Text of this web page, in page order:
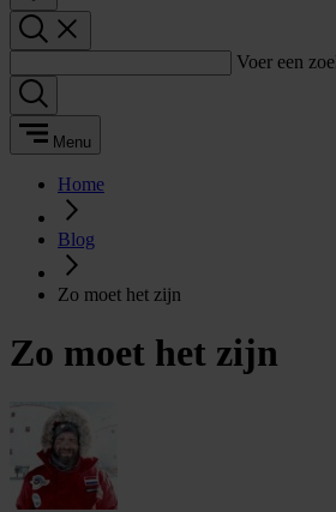
Voer een
Menu
Home
Blog
Zo moet het zijn
Zo moet het zijn